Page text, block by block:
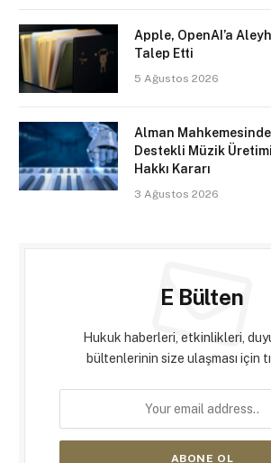
Apple, OpenAI’a
Talep Etti
5 Ağustos 2026
Alman
Destekli Müzik
Hakkı Kararı
3 Ağustos 2026
E Bülten
Hukuk haberleri, etkinlikleri,
bültenlerinin size ulaşması için